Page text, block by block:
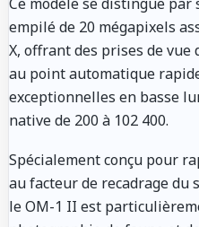
empilé de 20 mégapixels
X, offrant des prises de
au point automatique
exceptionnelles en basse
native de 200 à 102 400.
Spécialement conçu pour
au facteur de recadrage du
le OM-1 II est